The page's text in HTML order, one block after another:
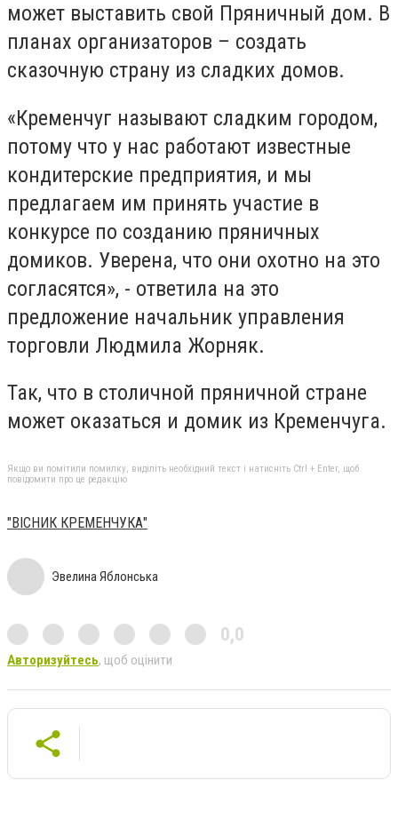
может выставить свой Пряничный дом. В
планах организаторов – создать
сказочную страну из сладких домов.
«Кременчуг называют сладким городом,
потому что у нас работают известные
кондитерские предприятия, и мы
предлагаем им принять участие в
конкурсе по созданию пряничных
домиков. Уверена, что они охотно на это
согласятся», - ответила на это
предложение начальник управления
торговли Людмила Жорняк.
Так, что в столичной пряничной стране
может оказаться и домик из Кременчуга.
Якщо ви помітили помилку, виділіть необхідний текст і натисніть Ctrl + Enter, щоб
повідомити про це редакцію
"ВIСНИК КРЕМЕНЧУКА"
Эвелина Яблонська
0,0
Авторизуйтесь, щоб оцінити